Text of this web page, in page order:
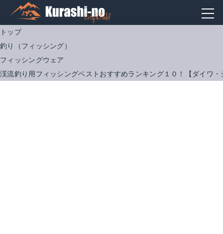
トップ
釣り（フィッシング）
フィッシングウェア
渓流釣り用フィッシングベストおすすめランキング１０！【ダイワ・